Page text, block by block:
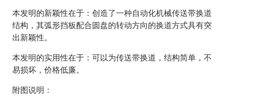
本发明的新颖性在于：创造了一种自动化机械传送带换道
结构，其弧形挡板配合圆盘的转动方向的换道方式具有突
出新颖性。
本发明的实用性在于：可以为传送带换道，结构简单，不
易损坏，价格低廉。
附图说明：